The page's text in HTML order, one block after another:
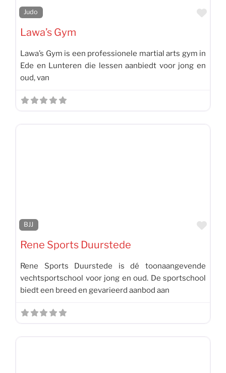
Judo
Lawa’s Gym
Lawa’s Gym is een professionele martial arts gym in
Ede en Lunteren die lessen aanbiedt voor jong en
oud, van
BJJ
Rene Sports Duurstede
Rene Sports Duurstede is dé toonaangevende
vechtsportschool voor jong en oud. De sportschool
biedt een breed en gevarieerd aanbod aan